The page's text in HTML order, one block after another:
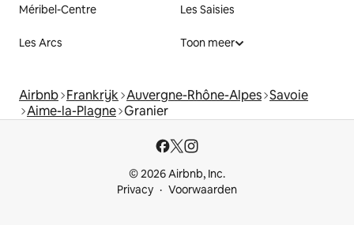
Méribel-Centre Les Saisies
Les Arcs Toon meer
Airbnb Frankrijk Auvergne-Rhône-Alpes Savoie
Aime-la-Plagne Granier
© 2026 Airbnb, Inc.
Privacy
Voorwaarden